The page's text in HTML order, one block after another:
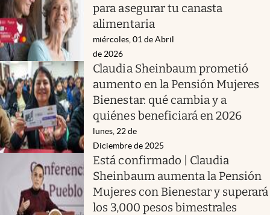
para asegurar tu canasta
alimentaria
miércoles, 01 de Abril
de 2026
Claudia Sheinbaum prometió
aumento en la Pensión Mujeres
Bienestar: qué cambia y a
quiénes beneficiará en 2026
lunes, 22 de
Diciembre de 2025
Está confirmado | Claudia
Sheinbaum aumenta la Pensión
Mujeres con Bienestar y superará
los 3,000 pesos bimestrales